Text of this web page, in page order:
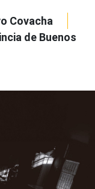
Covacha
de Buenos